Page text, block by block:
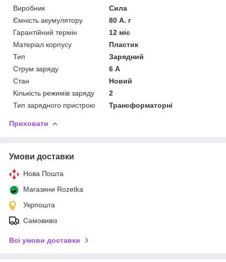
Виробник
Сила
Ємність акумулятору
80 А. г
Гарантійний термін
12 міс
Матеріал корпусу
Пластик
Тип
Зарядний
Струм заряду
6 А
Стан
Новий
Кількість режимів заряду
2
Тип зарядного пристрою
Трансформаторні
Приховати
Умови доставки
Нова Пошта
Магазини Rozetka
Укрпошта
Самовивіз
Всі умови доставки